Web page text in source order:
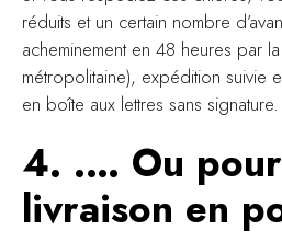
réduits et un certain nombre
acheminement en 48 heures par
métropolitaine), expédition suivie
en boîte aux lettres sans signature.
4. .… Ou
livraison en